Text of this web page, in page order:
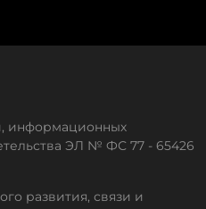
информационных
ЭЛ № ФС 77 - 65426
развития, связи и